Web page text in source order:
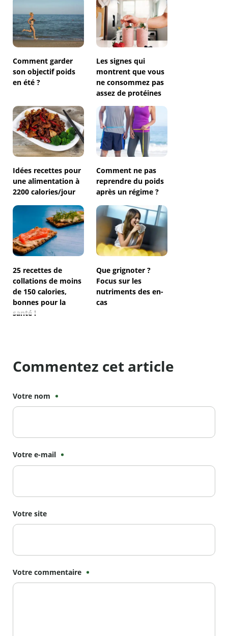
Comment garder
son objectif poids
en été ?
Les signes qui
montrent que vous
ne consommez pas
assez de protéines
Idées recettes pour
une alimentation à
2200 calories/jour
Comment ne pas
reprendre du poids
après un régime ?
25 recettes de
collations de moins
de 150 calories,
bonnes pour la
santé !
Que grignoter ?
Focus sur les
nutriments des en-
cas
Commentez cet article
Votre nom
Votre e-mail
Votre site
Votre commentaire